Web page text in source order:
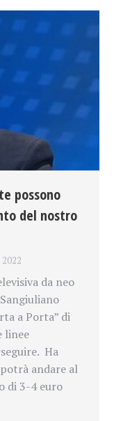
possono
del nostro
da neo
a Porta” di
linee
Ha
andare al
di 3-4 euro